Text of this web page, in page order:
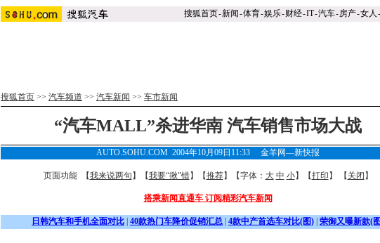
搜狐首页-新闻-体育-娱乐-财经-IT-汽车-房产-女人 -
搜狐首页 >> 汽车频道 >> 汽车新闻 >> 车市新闻
“汽车MALL”杀进华南 汽车销售市场大战
AUTO.SOHU.COM 2004年10月09日11:33 金羊网—新快报
页面功能 【我来说两句 】【我要“揪”错】【推荐】【字体： 大 中 小】【打印 】 【 关闭 】
搭乘新闻直通车 订阅精彩汽车新闻
日韩汽车和手机全面对比 40款热门车降价促销汇总 4款中产首选车对比(图) 荣御又曝新款(